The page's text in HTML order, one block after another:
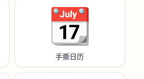
📆
手撕日历